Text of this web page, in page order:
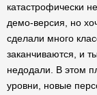
катастрофически
демо-версия, но
сделали много
заканчиваются, и
недодали. В этом
уровни, новые